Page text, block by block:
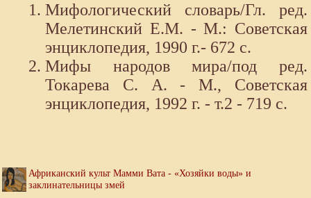
Мифологический словарь/Гл. ред.
Мелетинский Е.М. - М.: Советская
энциклопедия, 1990 г.- 672 с.
Мифы народов мира/под ред.
Токарева С. А. - М., Советская
энциклопедия, 1992 г. - т.2 - 719 с.
Африканский культ Мамми Вата - «Хозяйки воды» и
заклинательницы змей